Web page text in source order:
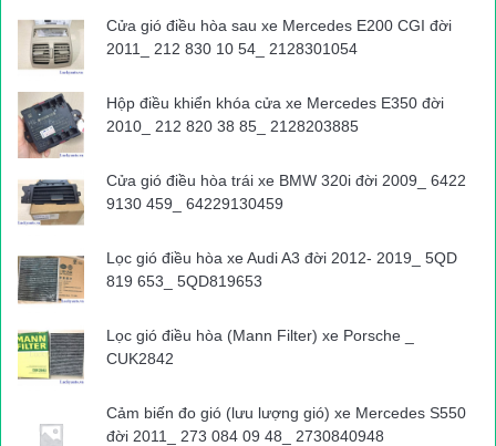
Văn Điển (huyện Thanh Trì, Hà Nội). Nguyên nhân do nạn nhân
điều khiển xe không chú ý quan sát, vượt ẩu qua đường sắt.
Liên quan đến ô tô, khoảng 4h ngày 1/10, xe đầu kéo BKS 51D-
335.68 kéo theo rơ-moóc lưu thông hướng từ QL1 đến xã
Phước Trung (huyện Bác Ái, Ninh Thuận), khi đến khúc cua có
điểm giao nhau với đường sắt tại khu gian Tháp Chàm –
Trang. Hậu quả xe container đứt làm đôi, tàu hỏa móp đầu.
sắt so với cùng kỳ năm 2018. Đứng đầu danh sách này là
Khánh Hòa tăng 12 vụ, tăng 6 người chết, tiếp sau là Thừa
Thiên – Huế tăng 4 người chết, còn lại là các địa phương Bắc
Giang, Hải Dương, Hải Phòng, Lào Cai, Lạng Sơn, Nam Định,
Cửa gió điều hòa sau xe Mercedes E200 CGI đời
2011_ 212 830 10 54_ 2128301054
Hộp điều khiển khóa cửa xe Mercedes E350 đời
2010_ 212 820 38 85_ 2128203885
Cửa gió điều hòa trái xe BMW 320i đời 2009_ 6422
9130 459_ 64229130459
Lọc gió điều hòa xe Audi A3 đời 2012- 2019_ 5QD
819 653_ 5QD819653
Lọc gió điều hòa (Mann Filter) xe Porsche _
CUK2842
Cảm biến đo gió (lưu lượng gió) xe Mercedes S550
đời 2011_ 273 084 09 48_ 2730840948